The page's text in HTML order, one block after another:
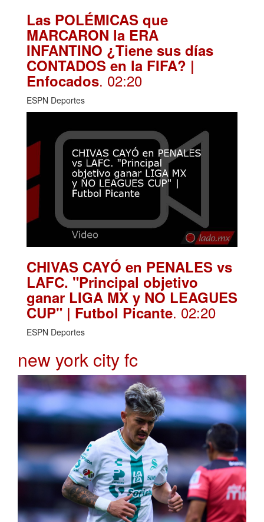
Las POLÉMICAS que
MARCARON la ERA
INFANTINO ¿Tiene sus días
CONTADOS en la FIFA? |
Enfocados. 02:20
ESPN Deportes
CHIVAS CAYÓ en PENALES vs
LAFC. "Principal objetivo
ganar LIGA MX y NO LEAGUES
CUP" | Futbol Picante. 02:20
ESPN Deportes
new york city fc